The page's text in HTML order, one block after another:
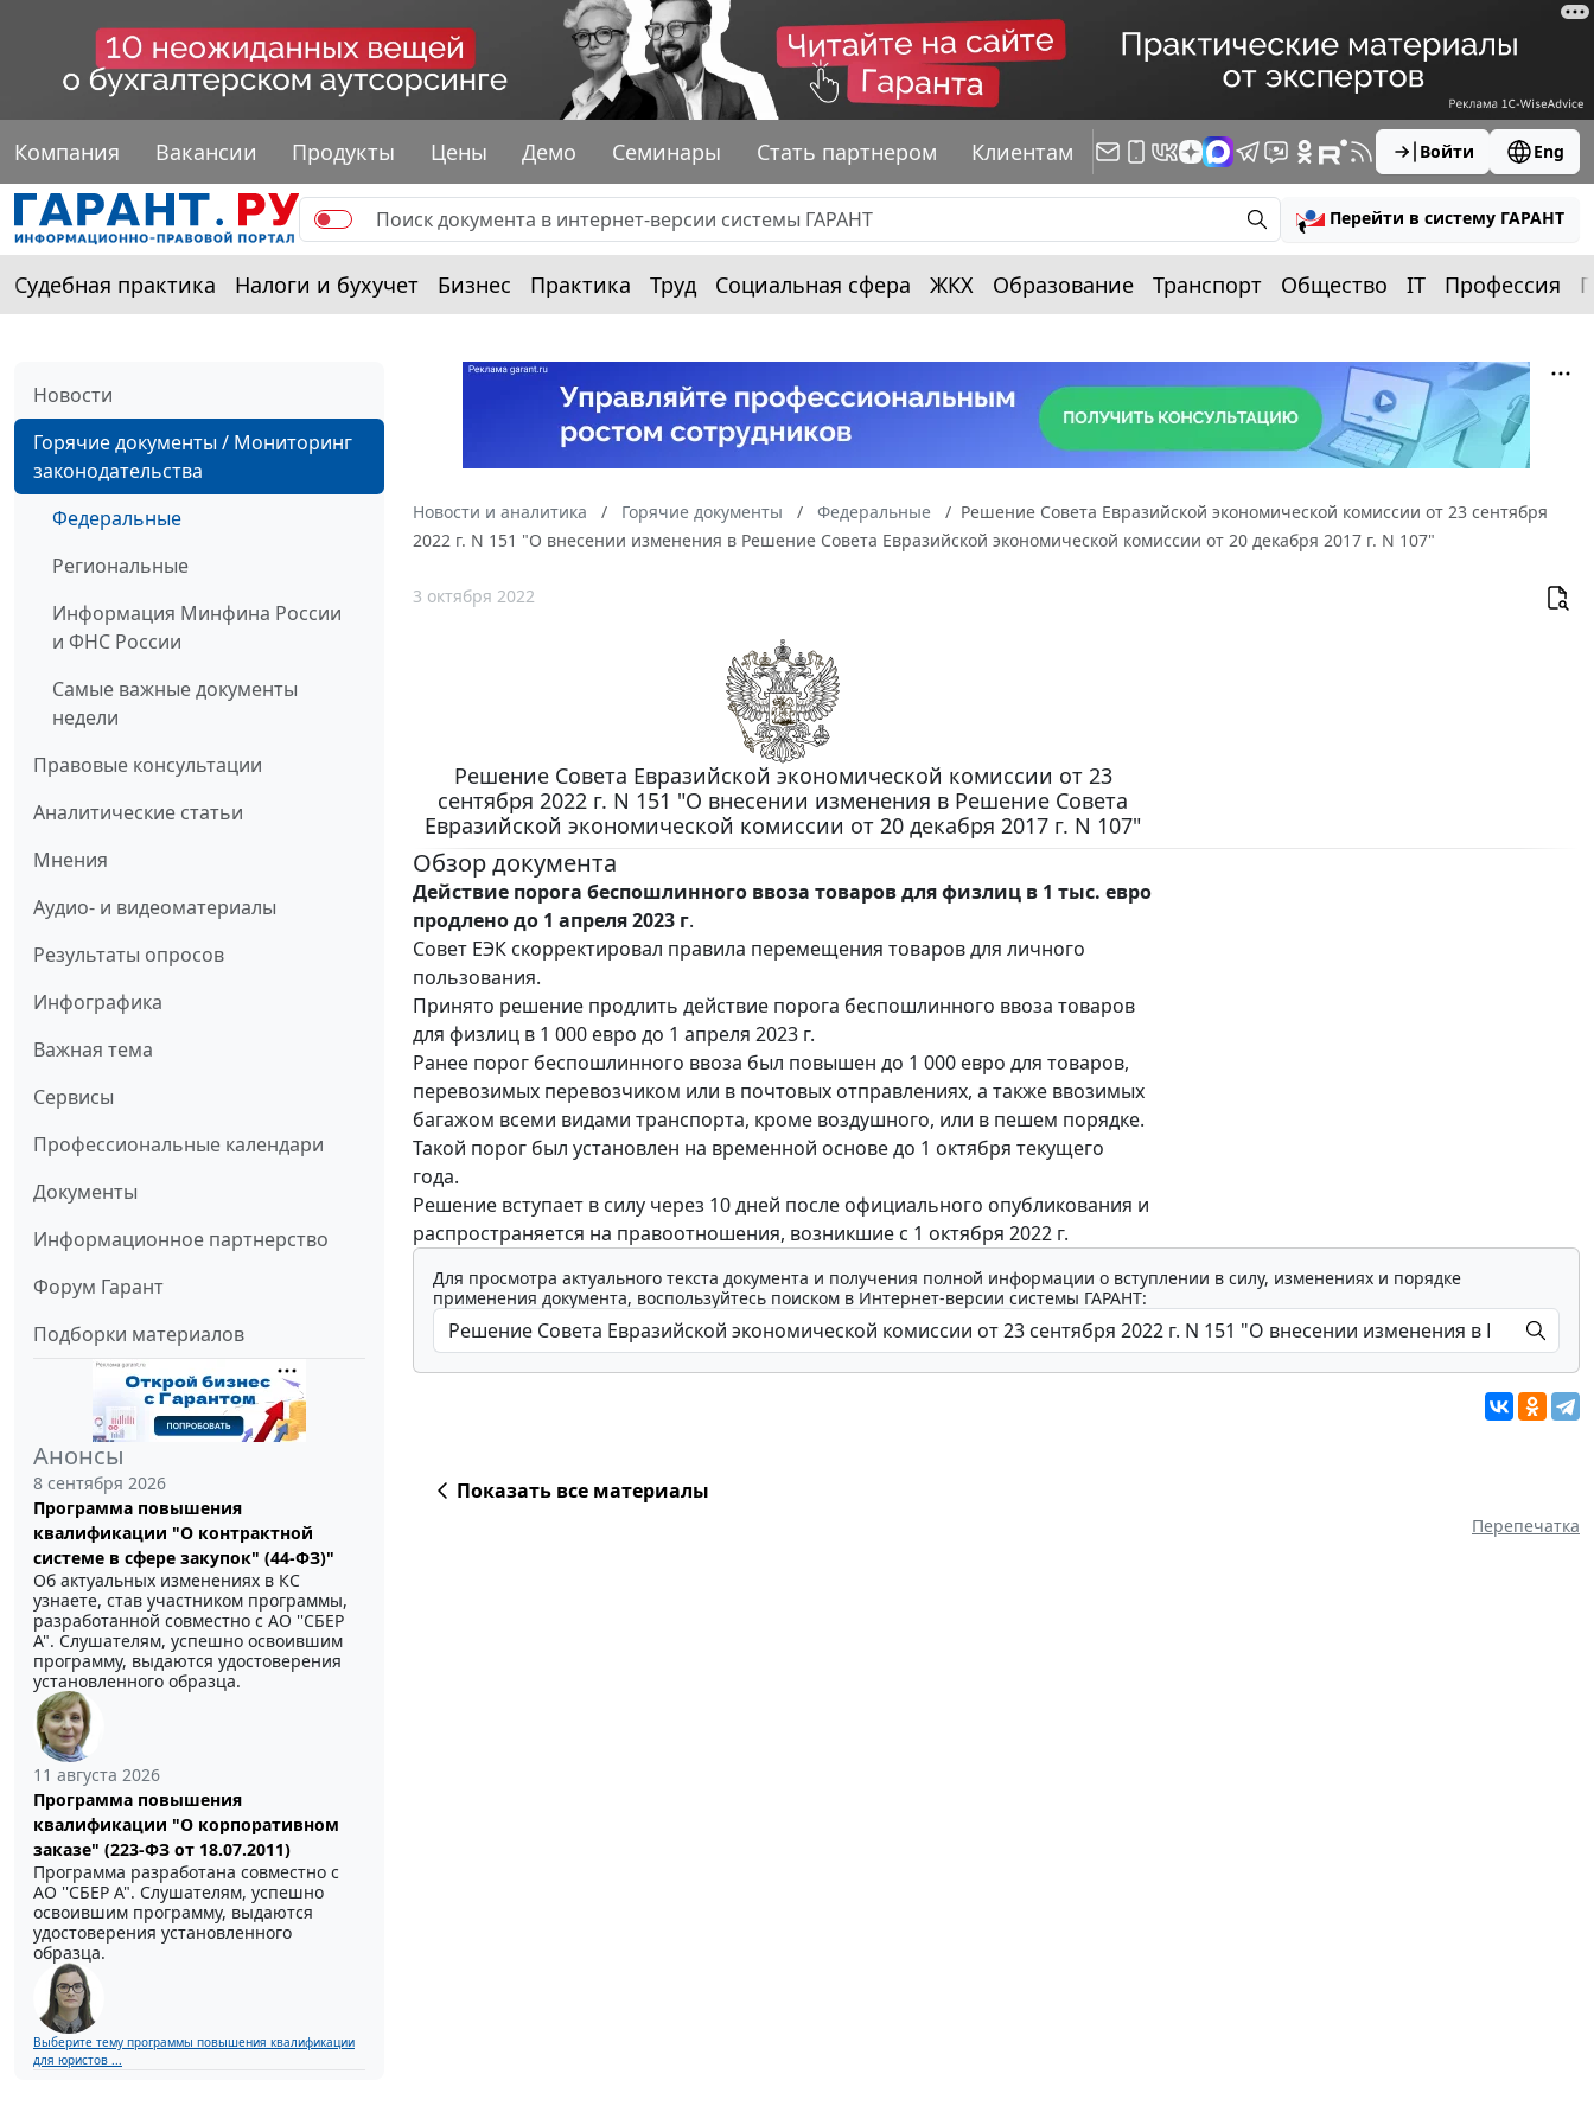
Компания Вакансии Продукты Цены Демо Семинары Стать партнером Клиентам Войти Eng
Перейти в систему ГАРАНТ
Судебная практика Налоги и бухучет Бизнес Практика Труд Социальная сфера ЖКХ Образование Транспорт Общество IT Профессия
Новости
Горячие документы / Мониторинг
законодательства
Федеральные
Региональные
Информация Минфина России
и ФНС России
Самые важные документы
недели
Правовые консультации
Аналитические статьи
Мнения
Аудио- и видеоматериалы
Результаты опросов
Инфографика
Важная тема
Сервисы
Профессиональные календари
Документы
Информационное партнерство
Форум Гарант
Подборки материалов
Анонсы
8 сентября 2026
Программа повышения
квалификации "О контрактной
системе в сфере закупок" (44-ФЗ)"
Об актуальных изменениях в КС
узнаете, став участником программы,
разработанной совместно с АО ''СБЕР
А". Слушателям, успешно освоившим
программу, выдаются удостоверения
установленного образца.
11 августа 2026
Программа повышения
квалификации "О корпоративном
заказе" (223-ФЗ от 18.07.2011)
Программа разработана совместно с
АО ''СБЕР А". Слушателям, успешно
освоившим программу, выдаются
удостоверения установленного
образца.
Выберите тему программы повышения квалификации
для юристов ...
Новости и аналитика Горячие документы Федеральные
Решение Совета Евразийской экономической комиссии от 23 сентября
2022 г. N 151 "О внесении изменения в Решение Совета Евразийской экономической комиссии от 20 декабря 2017 г. N 107"
3 октября 2022
Решение Совета Евразийской экономической комиссии от 23
сентября 2022 г. N 151 "О внесении изменения в Решение Совета
Евразийской экономической комиссии от 20 декабря 2017 г. N 107"
Обзор документа
Действие порога беспошлинного ввоза товаров для физлиц в 1 тыс. евро
продлено до 1 апреля 2023 г.
Совет ЕЭК скорректировал правила перемещения товаров для личного
пользования.
Принято решение продлить действие порога беспошлинного ввоза товаров
для физлиц в 1 000 евро до 1 апреля 2023 г.
Ранее порог беспошлинного ввоза был повышен до 1 000 евро для товаров,
перевозимых перевозчиком или в почтовых отправлениях, а также ввозимых
багажом всеми видами транспорта, кроме воздушного, или в пешем порядке.
Такой порог был установлен на временной основе до 1 октября текущего
года.
Решение вступает в силу через 10 дней после официального опубликования и
распространяется на правоотношения, возникшие с 1 октября 2022 г.
Для просмотра актуального текста документа и получения полной информации о вступлении в силу, изменениях и порядке
применения документа, воспользуйтесь поиском в Интернет-версии системы ГАРАНТ:
Показать все материалы
Перепечатка